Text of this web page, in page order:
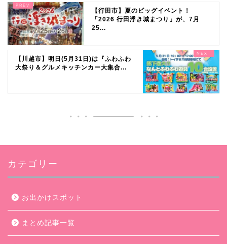
【行田市】夏のビッグイベント！
「2026 行田浮き城まつり」が、7月
25...
【川越市】明日(5月31日)は『ふわふわ
大祭り＆グルメキッチンカー大集合...
カテゴリー
お出かけスポット
まとめ記事一覧